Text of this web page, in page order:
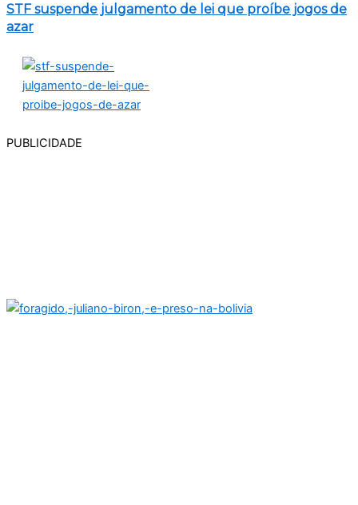
STF suspende julgamento de lei que proíbe jogos de
azar
PUBLICIDADE